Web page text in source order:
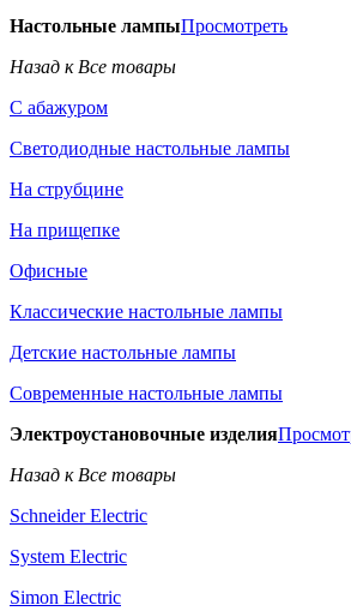
Настольные лампыПросмотреть
Назад к Все товары
С абажуром
Светодиодные настольные лампы
На струбцине
На прищепке
Офисные
Классические настольные лампы
Детские настольные лампы
Современные настольные лампы
Электроустановочные изделия
Назад к Все товары
Schneider Electric
System Electric
Simon Electric